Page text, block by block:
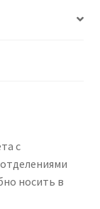
с
носить в